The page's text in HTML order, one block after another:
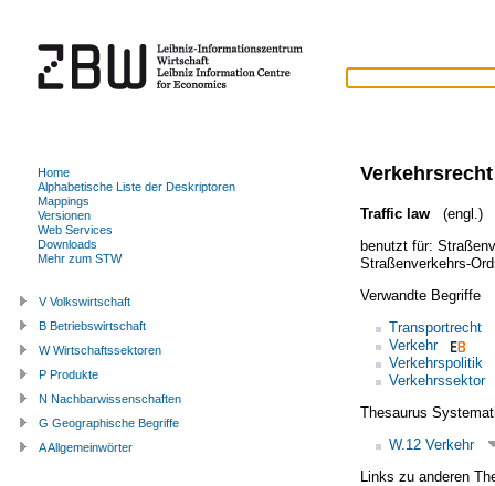
Verkehrsrecht
Traffic law
(engl.)
benutzt für:
Straßenverkehrs-
Verwandte Begriffe
Transportrecht
Verkehr
Verkehrspolitik
Verkehrssektor
Thesaurus
W.12 Verkehr
Links zu anderen
Home
Alphabetische Liste der Deskriptoren
Mappings
Versionen
Web Services
Downloads
Mehr zum STW
V Volkswirtschaft
B Betriebswirtschaft
W Wirtschaftssektoren
P Produkte
N Nachbarwissenschaften
G Geographische Begriffe
A Allgemeinwörter